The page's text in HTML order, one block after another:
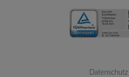
Datenschutz